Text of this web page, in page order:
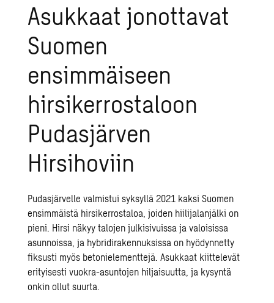
Asukkaat jonottavat
Suomen
ensimmäiseen
hirsikerrostaloon
Pudasjärven
Hirsihoviin
Pudasjärvelle valmistui syksyllä 2021 kaksi Suomen
ensimmäistä hirsikerrostaloa, joiden hiilijalanjälki on
pieni. Hirsi näkyy talojen julkisivuissa ja valoisissa
asunnoissa, ja hybridirakennuksissa on hyödynnetty
fiksusti myös betonielementtejä. Asukkaat kiittelevät
erityisesti vuokra-asuntojen hiljaisuutta, ja kysyntä
onkin ollut suurta.